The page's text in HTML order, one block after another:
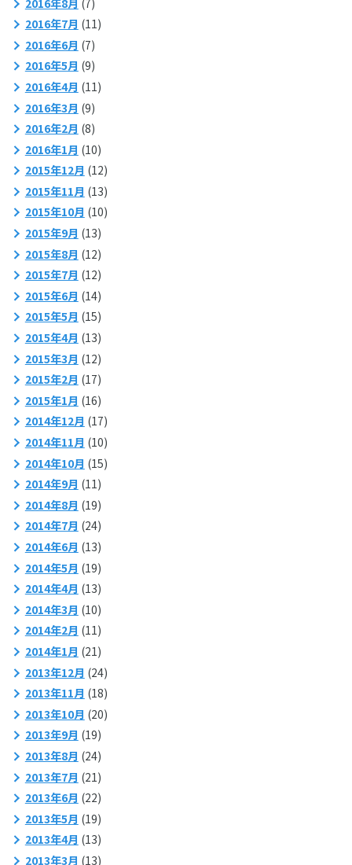
2016年7月 (11)
2016年6月 (7)
2016年5月 (9)
2016年4月 (11)
2016年3月 (9)
2016年2月 (8)
2016年1月 (10)
2015年12月 (12)
2015年11月 (13)
2015年10月 (10)
2015年9月 (13)
2015年8月 (12)
2015年7月 (12)
2015年6月 (14)
2015年5月 (15)
2015年4月 (13)
2015年3月 (12)
2015年2月 (17)
2015年1月 (16)
2014年12月 (17)
2014年11月 (10)
2014年10月 (15)
2014年9月 (11)
2014年8月 (19)
2014年7月 (24)
2014年6月 (13)
2014年5月 (19)
2014年4月 (13)
2014年3月 (10)
2014年2月 (11)
2014年1月 (21)
2013年12月 (24)
2013年11月 (18)
2013年10月 (20)
2013年9月 (19)
2013年8月 (24)
2013年7月 (21)
2013年6月 (22)
2013年5月 (19)
2013年4月 (13)
2013年3月 (13)